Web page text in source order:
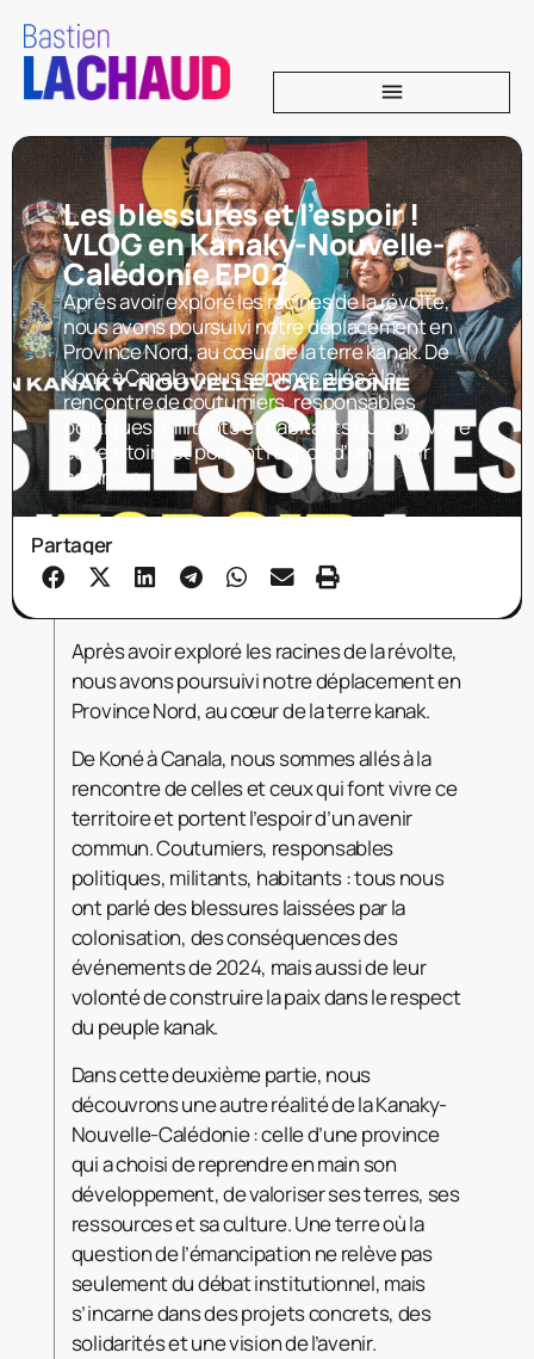
Les blessures et l’espoir !
VLOG en Kanaky-Nouvelle-
Calédonie EP02
Après avoir exploré les racines de la révolte,
nous avons poursuivi notre déplacement en
Province Nord, au cœur de la terre kanak. De
Koné à Canala, nous sommes allés à la
rencontre de coutumiers, responsables
politiques, militants et habitants qui font vivre
ce territoire et portent l’espoir d’un avenir
commun.
Partager
Après avoir exploré les racines de la révolte,
nous avons poursuivi notre déplacement en
Province Nord, au cœur de la terre kanak.
De Koné à Canala, nous sommes allés à la
rencontre de celles et ceux qui font vivre ce
territoire et portent l’espoir d’un avenir
commun. Coutumiers, responsables
politiques, militants, habitants : tous nous
ont parlé des blessures laissées par la
colonisation, des conséquences des
événements de 2024, mais aussi de leur
volonté de construire la paix dans le respect
du peuple kanak.
Dans cette deuxième partie, nous
découvrons une autre réalité de la Kanaky-
Nouvelle-Calédonie : celle d’une province
qui a choisi de reprendre en main son
développement, de valoriser ses terres, ses
ressources et sa culture. Une terre où la
question de l’émancipation ne relève pas
seulement du débat institutionnel, mais
s’incarne dans des projets concrets, des
solidarités et une vision de l’avenir.